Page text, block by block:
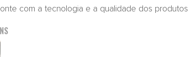
com a tecnologia e a qualidade dos produtos